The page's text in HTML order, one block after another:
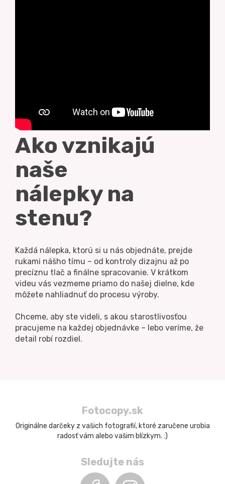
Ako vznikajú
naše
nálepky na
stenu?
Každá nálepka, ktorú si u nás objednáte, prejde
rukami nášho tímu – od kontroly dizajnu až po
precíznu tlač a finálne spracovanie. V krátkom
videu vás vezmeme priamo do našej dielne, kde
môžete nahliadnuť do procesu výroby.
Chceme, aby ste videli, s akou starostlivosťou
pracujeme na každej objednávke – lebo veríme, že
detail robí rozdiel.
Fotocopy.sk
Originálne darčeky z vašich fotografií, ktoré zaručene urobia
radosť vám alebo vašim blízkym. :)
Sledujte nás